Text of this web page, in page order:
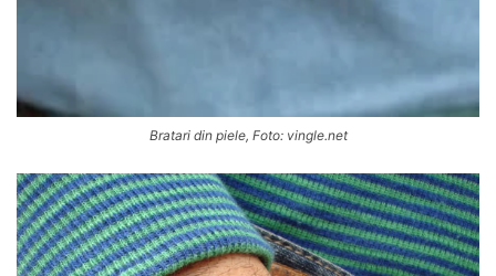
Bratari din piele, Foto: vingle.net